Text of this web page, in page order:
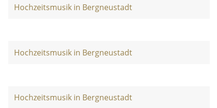
Hochzeitsmusik in Bergneustadt
Hochzeitsmusik in Bergneustadt
Hochzeitsmusik in Bergneustadt